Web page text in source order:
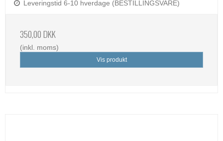
Leveringstid 6-10 hverdage (BESTILLINGSVARE)
350,00 DKK
(inkl. moms)
Vis produkt